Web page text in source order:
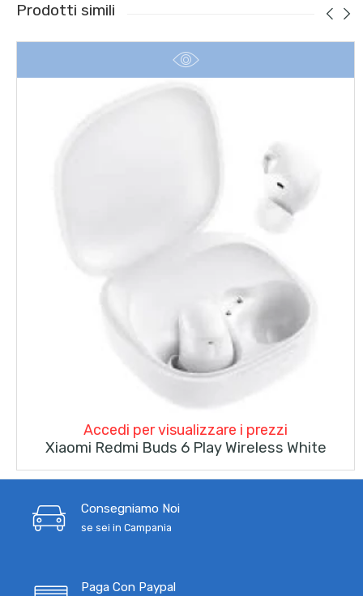
Prodotti simili
Accedi per visualizzare i prezzi
Xiaomi Redmi Buds 6 Play Wireless White
Consegniamo Noi
se sei in Campania
Paga Con Paypal